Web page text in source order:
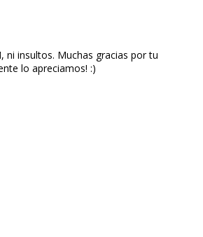
ni insultos. Muchas gracias por tu
lo apreciamos! :)